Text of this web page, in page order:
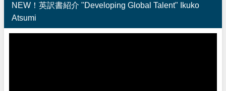
NEW！英訳書紹介 "Developing Global Talent" Ikuko
Atsumi